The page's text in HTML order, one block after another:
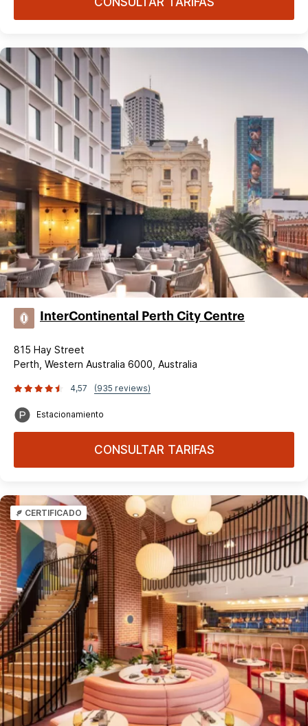
InterContinental Perth City Centre
815 Hay Street
Perth, Western Australia 6000, Australia
4,57 (935 reviews)
Estacionamiento
CONSULTAR TARIFAS
CERTIFICADO